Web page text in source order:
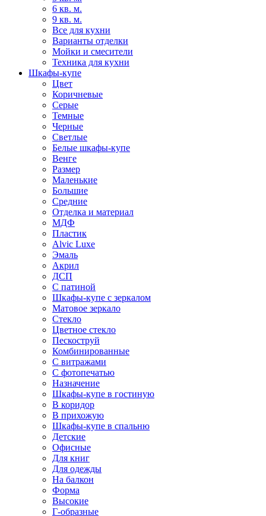
6 кв. м.
9 кв. м.
Все для кухни
Варианты отделки
Мойки и смесители
Техника для кухни
Шкафы-купе
Цвет
Коричневые
Серые
Темные
Черные
Светлые
Белые шкафы-купе
Венге
Размер
Маленькие
Большие
Средние
Отделка и материал
МДФ
Пластик
Alvic Luxe
Эмаль
Акрил
ДСП
С патиной
Шкафы-купе с зеркалом
Матовое зеркало
Стекло
Цветное стекло
Пескоструй
Комбинированные
С витражами
С фотопечатью
Назначение
Шкафы-купе в гостиную
В коридор
В прихожую
Шкафы-купе в спальню
Детские
Офисные
Для книг
Для одежды
На балкон
Форма
Высокие
Г-образные